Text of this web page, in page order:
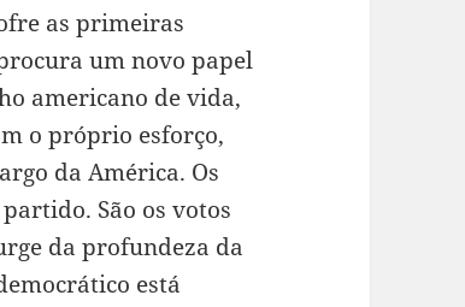
as primeiras
um novo papel
americano de vida,
o próprio esforço,
da América. Os
São os votos
da profundeza da
está